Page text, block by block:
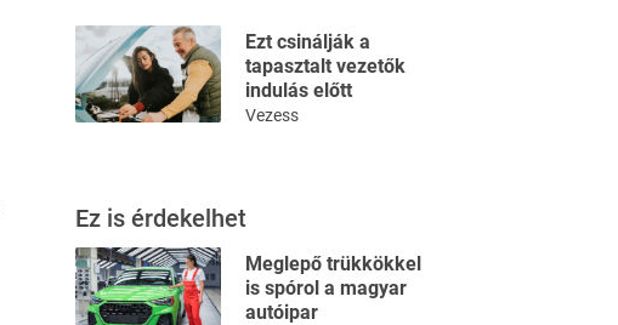
Ezt csinálják a
tapasztalt vezetők
indulás előtt
Vezess
Ez is érdekelhet
Meglepő trükkökkel
is spórol a magyar
autóipar